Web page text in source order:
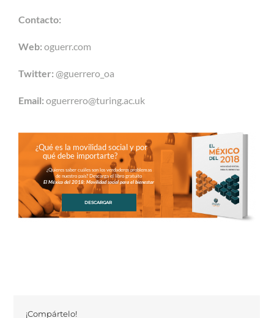
Contacto:
Web: oguerr.com
Twitter: @guerrero_oa
Email: oguerrero@turing.ac.uk
¿Qué es la movilidad social y por
qué debe importarte?
¿Quieres saber cuáles son los verdaderos problemas
de nuestro país? Descarga el libro gratuito
El México del 2018: Movilidad social para el bienestar
DESCARGAR
¡Compártelo!